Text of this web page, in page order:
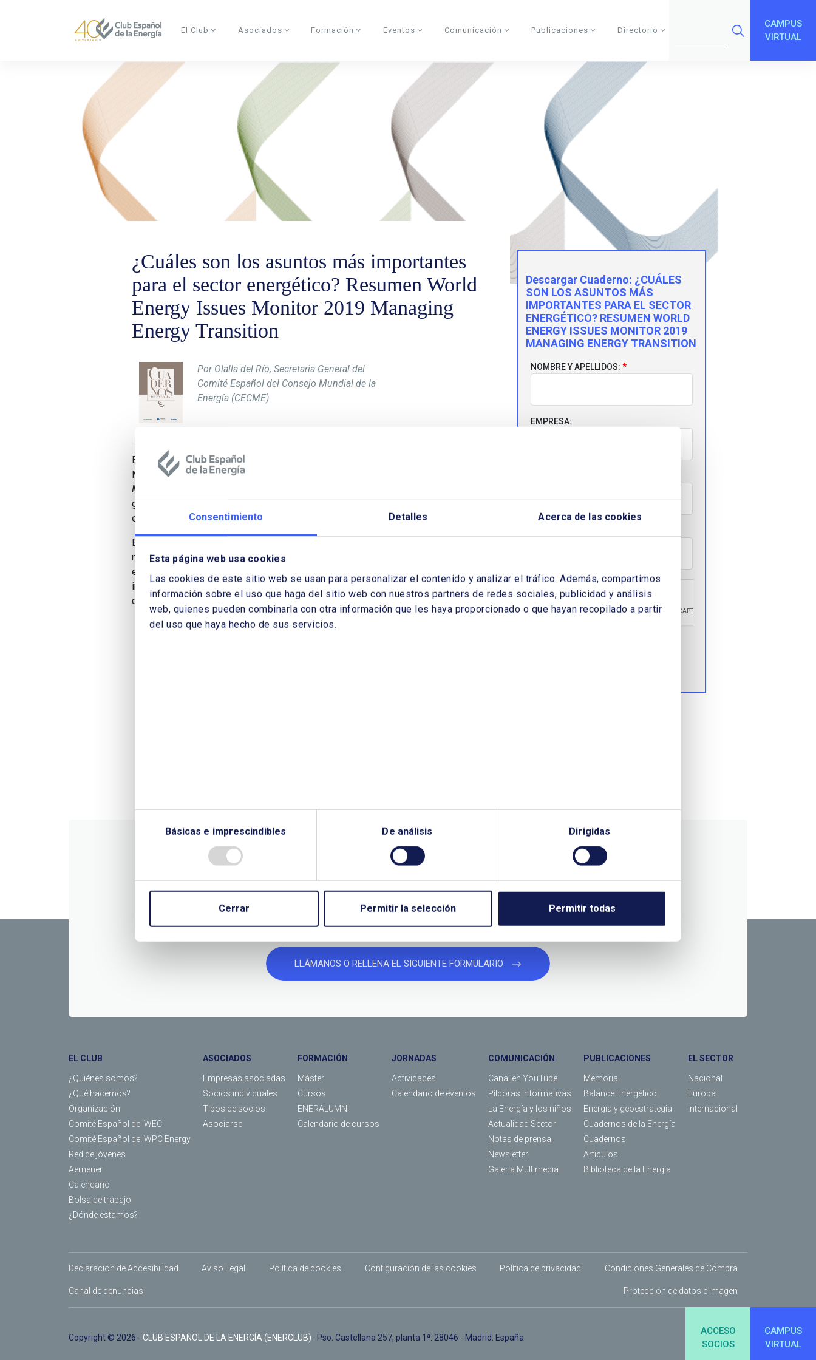
Consentimiento Detalles Acerca de las cookies
Esta página web usa cookies
Las cookies de este sitio web se usan para personalizar el contenido y analizar el tráfico. Además, compartimos
información sobre el uso que haga del sitio web con nuestros partners de redes sociales, publicidad y análisis
web, quienes pueden combinarla con otra información que les haya proporcionado o que hayan recopilado a partir
del uso que haya hecho de sus servicios.
Básicas e imprescindibles De análisis Dirigidas
Cerrar Permitir la selección Permitir todas
El Club Asociados Formación Eventos Comunicación Publicaciones Directorio
CAMPUS
VIRTUAL
¿Cuáles son los asuntos más importantes
para el sector energético? Resumen World
Energy Issues Monitor 2019 Managing
Energy Transition
Por Olalla del Río, Secretaria General del
Comité Español del Consejo Mundial de la
Energía (CECME)
En este artículo Olalla del Río, Secretaria General del Comité Español del Consejo
Mundial de la Energía, presenta el
Monitor
geográfica y temporalmente, las cuestiones clave que definen la agenda de la
energía.
En esta nueva edición titulada
número récord de participación con aproximadamente 2.300 entrevistas a líderes
energéticos en 86 países del mundo acerca de 42 asuntos. España está muy
implicada en este proyecto desde sus inicios y es uno de los países que más
contribuyen a su desarrollo.
Descargar Cuaderno: ¿CUÁLES
SON LOS ASUNTOS MÁS
IMPORTANTES PARA EL SECTOR
ENERGÉTICO? RESUMEN WORLD
ENERGY ISSUES MONITOR 2019
MANAGING ENERGY TRANSITION
NOMBRE Y APELLIDOS:
EMPRESA:
¿QUIERES PONERTE EN CONTACTO CON NOSOTROS?
CONTÁCTANOS SI NECESITAS MÁS INFORMACIÓN
LLÁMANOS O RELLENA EL SIGUIENTE FORMULARIO
EL CLUB
¿Quiénes somos?
¿Qué hacemos?
Organización
Comité Español del WEC
Comité Español del WPC Energy
Red de jóvenes
Aemener
Calendario
Bolsa de trabajo
¿Dónde estamos?
ASOCIADOS
Empresas asociadas
Socios individuales
Tipos de socios
Asociarse
FORMACIÓN
Máster
Cursos
ENERALUMNI
Calendario de cursos
JORNADAS
Actividades
Calendario de eventos
COMUNICACIÓN
Canal en YouTube
Píldoras Informativas
La Energía y los niños
Actualidad Sector
Notas de prensa
Newsletter
Galería Multimedia
PUBLICACIONES
Memoria
Balance Energético
Energía y geoestrategia
Cuadernos de la Energía
Cuadernos
Articulos
Biblioteca de la Energía
EL SECTOR
Nacional
Europa
Internacional
Declaración de Accesibilidad Aviso Legal Política de cookies Configuración de las cookies Política de privacidad Condiciones Generales de Compra
Canal de denuncias Protección de datos e imagen
Copyright © 2026 - CLUB ESPAÑOL DE LA ENERGÍA (ENERCLUB) · Pso. Castellana 257, planta 1ª. 28046 - Madrid. España
ACCESO
SOCIOS
CAMPUS
VIRTUAL